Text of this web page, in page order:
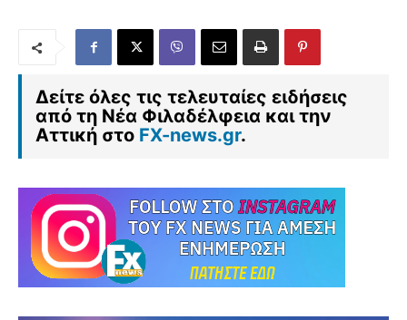
Δείτε όλες τις τελευταίες ειδήσεις
από τη Νέα Φιλαδέλφεια και την
Αττική στο FX-news.gr.